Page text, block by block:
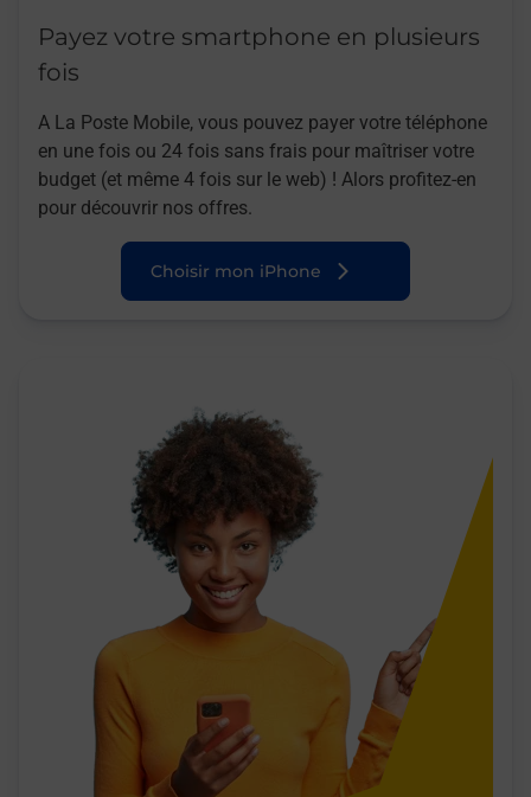
Payez votre smartphone en plusieurs
fois
A La Poste Mobile, vous pouvez payer votre téléphone
en une fois ou 24 fois sans frais pour maîtriser votre
budget (et même 4 fois sur le web) ! Alors profitez-en
pour découvrir nos offres.
Choisir mon iPhone